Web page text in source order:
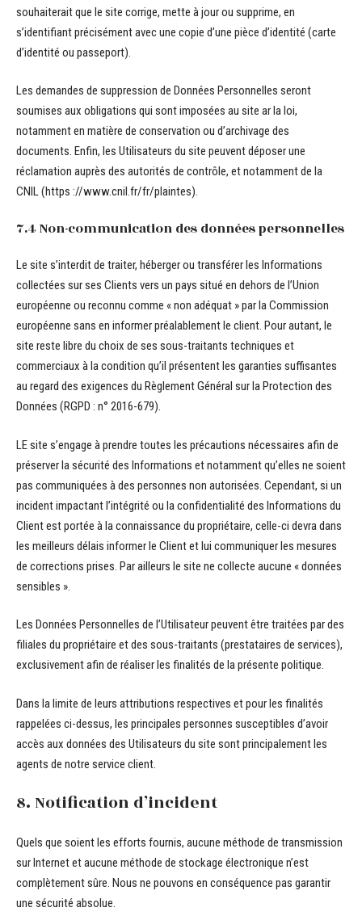
souhaiterait que le site corrige, mette à jour ou supprime, en
s’identifiant précisément avec une copie d’une pièce d’identité (carte
d’identité ou passeport).
Les demandes de suppression de Données Personnelles seront
soumises aux obligations qui sont imposées au site ar la loi,
notamment en matière de conservation ou d’archivage des
documents. Enfin, les Utilisateurs du site peuvent déposer une
réclamation auprès des autorités de contrôle, et notamment de la
CNIL (https ://www.cnil.fr/fr/plaintes).
7.4 Non-communication des données personnelles
Le site s’interdit de traiter, héberger ou transférer les Informations
collectées sur ses Clients vers un pays situé en dehors de l’Union
européenne ou reconnu comme « non adéquat » par la Commission
européenne sans en informer préalablement le client. Pour autant, le
site reste libre du choix de ses sous-traitants techniques et
commerciaux à la condition qu’il présentent les garanties suffisantes
au regard des exigences du Règlement Général sur la Protection des
Données (RGPD : n° 2016-679).
LE site s’engage à prendre toutes les précautions nécessaires afin de
préserver la sécurité des Informations et notamment qu’elles ne soient
pas communiquées à des personnes non autorisées. Cependant, si un
incident impactant l’intégrité ou la confidentialité des Informations du
Client est portée à la connaissance du propriétaire, celle-ci devra dans
les meilleurs délais informer le Client et lui communiquer les mesures
de corrections prises. Par ailleurs le site ne collecte aucune « données
sensibles ».
Les Données Personnelles de l’Utilisateur peuvent être traitées par des
filiales du propriétaire et des sous-traitants (prestataires de services),
exclusivement afin de réaliser les finalités de la présente politique.
Dans la limite de leurs attributions respectives et pour les finalités
rappelées ci-dessus, les principales personnes susceptibles d’avoir
accès aux données des Utilisateurs du site sont principalement les
agents de notre service client.
8. Notification d’incident
Quels que soient les efforts fournis, aucune méthode de transmission
sur Internet et aucune méthode de stockage électronique n’est
complètement sûre. Nous ne pouvons en conséquence pas garantir
une sécurité absolue.